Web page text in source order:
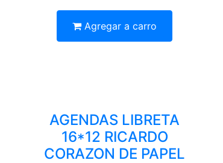
Agregar a carro
AGENDAS LIBRETA
16*12 RICARDO
CORAZON DE PAPEL